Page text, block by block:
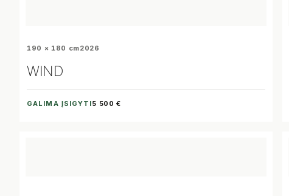
190 × 180 cm2026
WIND
GALIMA ĮSIGYTI5 500 €